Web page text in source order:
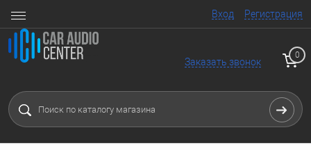
Вход Регистрация
Заказать звонок
0